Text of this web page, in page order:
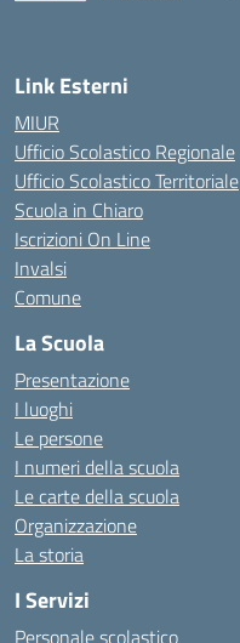
Link Esterni
MIUR
Ufficio Scolastico Regionale
Ufficio Scolastico Territoriale
Scuola in Chiaro
Iscrizioni On Line
Invalsi
Comune
La Scuola
Presentazione
I luoghi
Le persone
I numeri della scuola
Le carte della scuola
Organizzazione
La storia
I Servizi
Personale scolastico